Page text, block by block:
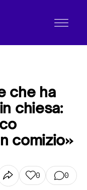
che ha
chiesa:
comizio»
0 0